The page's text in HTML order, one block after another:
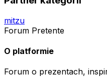
mitzu
Forum Pretente
O platformie
Forum o prezentach,